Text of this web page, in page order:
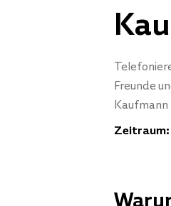
Freunde
Zeitraum: